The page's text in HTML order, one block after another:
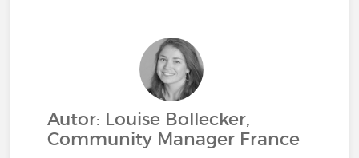
Autor: Louise Bollecker,
Community Manager France